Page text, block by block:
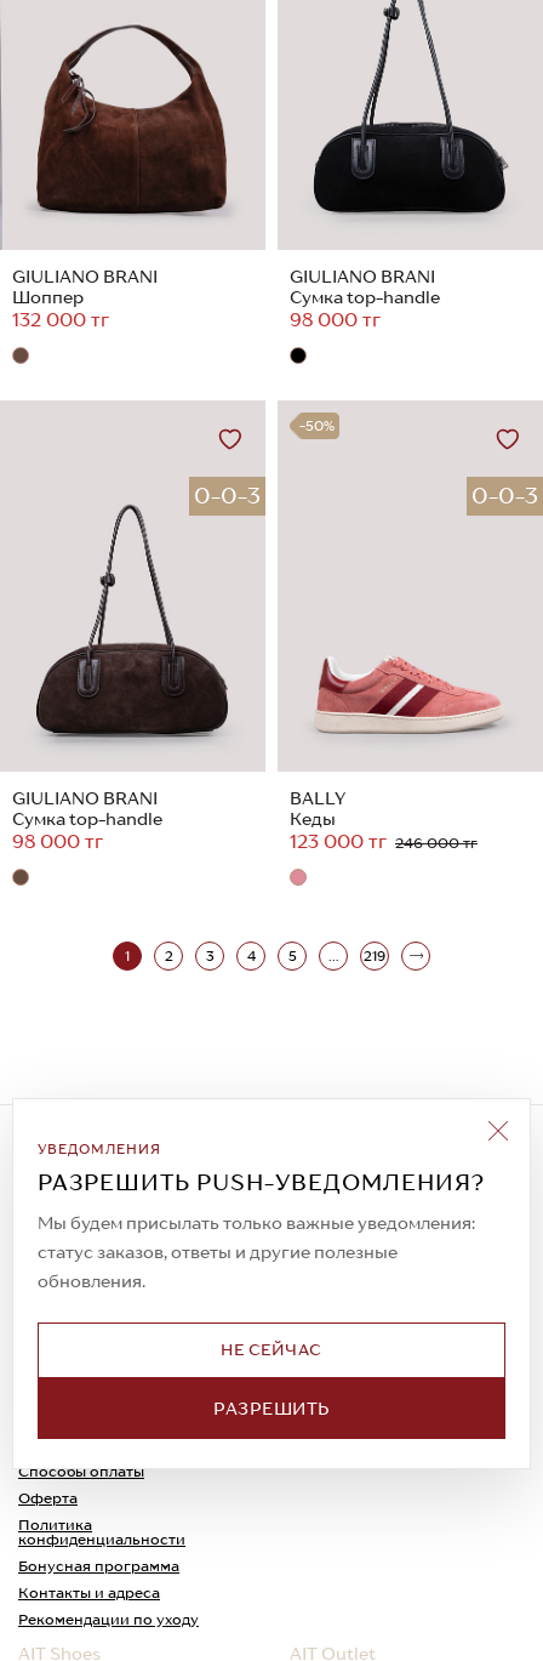
GIULIANO BRANI
Шоппер
132 000 тг
GIULIANO BRANI
Сумка top-handle
98 000 тг
0-0-3
GIULIANO BRANI
Сумка top-handle
98 000 тг
-50%
0-0-3
BALLY
Кеды
123 000 тг 246 000 тг
1 2 3 4 5 ... 219
УВЕДОМЛЕНИЯ
РАЗРЕШИТЬ PUSH-УВЕДОМЛЕНИЯ?
Мы будем присылать только важные уведомления:
статус заказов, ответы и другие полезные
обновления.
НЕ СЕЙЧАС
РАЗРЕШИТЬ
Подписаться на рассылку
Всегда будьте в курсе новых акций и
спецпредложений!
© 2023. AIT Shoes
Все права защищены
Доставка
Способы оплаты
Оферта
Политика
конфиденциальности
Обмен и возврат
Каспи-Ред
Бонусная программа
Контакты и адреса
Рекомендации по уходу
AIT Shoes AIT Outlet